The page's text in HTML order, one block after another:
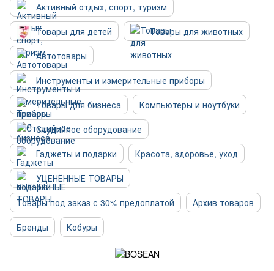
Активный отдых, спорт, туризм
Товары для детей
Товары для животных
Автотовары
Инструменты и измерительные приборы
Товары для бизнеса
Компьютеры и ноутбуки
Студийное оборудование
Гаджеты и подарки
Красота, здоровье, уход
УЦЕНЁННЫЕ ТОВАРЫ
Товары под заказ с 30% предоплатой
Архив товаров
Бренды
Кобуры